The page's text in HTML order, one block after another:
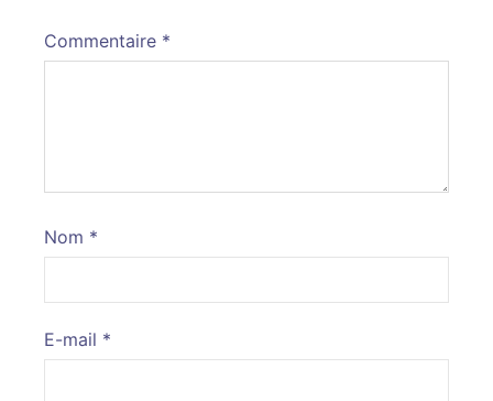
Commentaire *
Nom *
E-mail *